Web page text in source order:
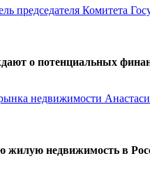
председателя Комитета
о потенциальных
недвижимости
недвижимость в